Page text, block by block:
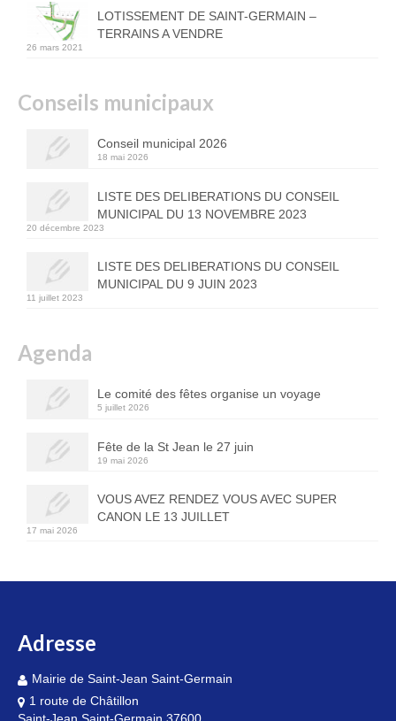
LOTISSEMENT DE SAINT-GERMAIN –
TERRAINS A VENDRE
26 mars 2021
Conseils municipaux
Conseil municipal 2026
18 mai 2026
LISTE DES DELIBERATIONS DU CONSEIL
MUNICIPAL DU 13 NOVEMBRE 2023
20 décembre 2023
LISTE DES DELIBERATIONS DU CONSEIL
MUNICIPAL DU 9 JUIN 2023
11 juillet 2023
Agenda
Le comité des fêtes organise un voyage
5 juillet 2026
Fête de la St Jean le 27 juin
19 mai 2026
VOUS AVEZ RENDEZ VOUS AVEC SUPER
CANON LE 13 JUILLET
17 mai 2026
Adresse
Mairie de Saint-Jean Saint-Germain
1 route de Châtillon